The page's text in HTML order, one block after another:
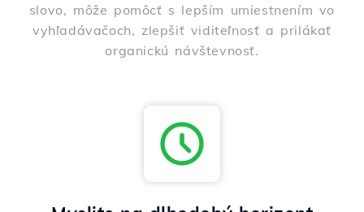
slovo, môže pomôcť s lepším umiestnením vo
vyhľadávačoch, zlepšiť viditeľnosť a prilákať
organickú návštevnosť.